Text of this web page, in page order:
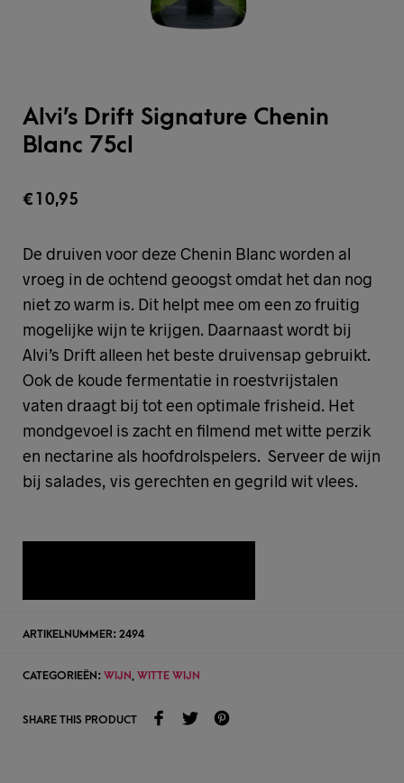
Alvi’s Drift Signature Chenin
Blanc 75cl
€10,95
De druiven voor deze Chenin Blanc worden al
vroeg in de ochtend geoogst omdat het dan nog
niet zo warm is. Dit helpt mee om een zo fruitig
mogelijke wijn te krijgen. Daarnaast wordt bij
Alvi’s Drift alleen het beste druivensap gebruikt.
Ook de koude fermentatie in roestvrijstalen
vaten draagt bij tot een optimale frisheid. Het
mondgevoel is zacht en filmend met witte perzik
en nectarine als hoofdrolspelers. Serveer de wijn
bij salades, vis gerechten en gegrild wit vlees.
ARTIKELNUMMER: 2494
CATEGORIEËN: WIJN, WITTE WIJN
SHARE THIS PRODUCT